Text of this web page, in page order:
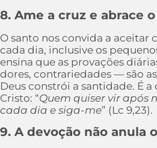
8. Ame a cruz e abrace
O santo nos convida a aceitar
cada dia, inclusive os
ensina que as provações
dores, contrariedades — são
Deus constrói a santidade. É
Cristo: “Quem quiser vir após
cada dia e siga-me” (Lc 9,23).
9. A devoção não anula